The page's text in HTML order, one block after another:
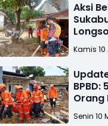
Aksi
Kamis 10
BPBD:
Orang
Senin 10